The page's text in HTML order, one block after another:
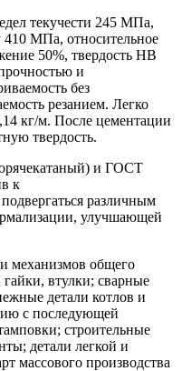
текучести 245 МПа,
410 МПа, относительное
50%, твердость HB
и
без
резанием. Легко
кг/м. После цементации
твердость.
и ГОСТ
к
различным
улучшающей
механизмов общего
втулки; сварные
детали котлов и
с последующей
строительные
детали легкой и
массового производства